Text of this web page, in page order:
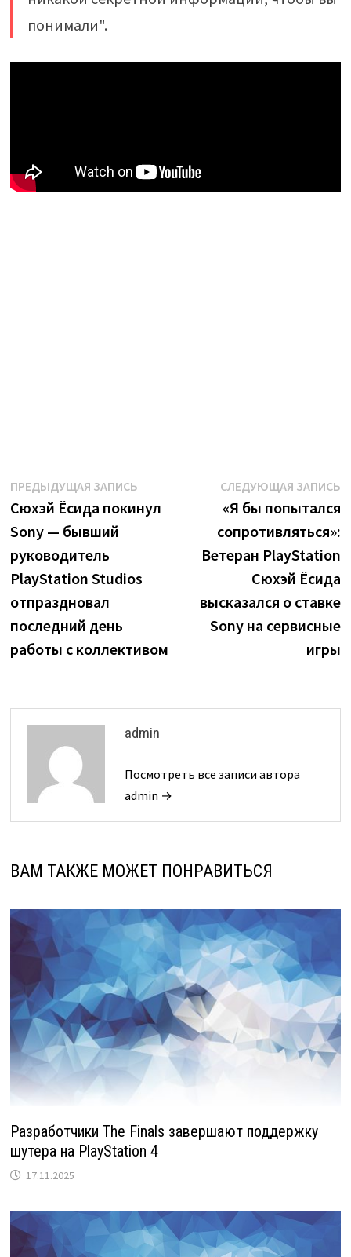
понимали".
Навигация
по
записям
ПРЕДЫДУЩАЯ ЗАПИСЬПредыдущая
запись:
Сюхэй Ёсида покинул
Sony — бывший
руководитель
PlayStation Studios
отпраздновал
последний день
работы с коллективом
СЛЕДУЮЩАЯ ЗАПИСЬ
«Я бы попытался
сопротивляться»:
Ветеран PlayStation
Сюхэй Ёсида
высказался о ставке
Sony на сервисные
игры
admin
Посмотреть все записи автора
admin →
ВАМ ТАКЖЕ МОЖЕТ ПОНРАВИТЬСЯ
Разработчики The Finals завершают поддержку
шутера на PlayStation 4
17.11.2025